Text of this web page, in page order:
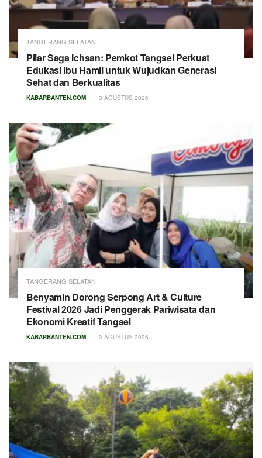
TANGERANG SELATAN
Pilar Saga Ichsan: Pemkot Tangsel Perkuat
Edukasi Ibu Hamil untuk Wujudkan Generasi
Sehat dan Berkualitas
KABARBANTEN.COM 3 AGUSTUS 2026
TANGERANG SELATAN
Benyamin Dorong Serpong Art & Culture
Festival 2026 Jadi Penggerak Pariwisata dan
Ekonomi Kreatif Tangsel
KABARBANTEN.COM 3 AGUSTUS 2026